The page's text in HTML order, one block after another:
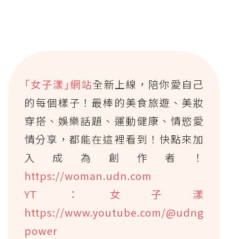
｢女子漾｣網站全新上線，陪你愛自己
的每個樣子！最棒的美食旅遊、美妝
穿搭、娛樂話題、運動健康、情慾愛
情分享，都能在這裡看到！快點來加
入成為創作者！
https://woman.udn.com
YT：女子漾
https://www.youtube.com/@udng
power